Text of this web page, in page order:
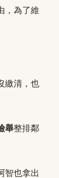
，為了維
繳清，也
舉整排鄰
智也拿出